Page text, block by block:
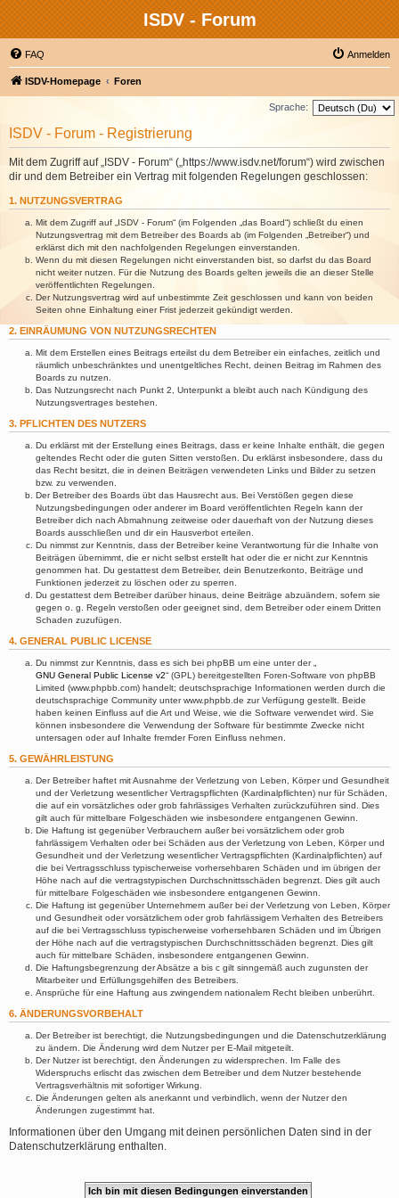
ISDV - Forum
FAQ Anmelden
ISDV-Homepage Foren
Sprache:
ISDV - Forum - Registrierung
Mit dem Zugriff auf „ISDV - Forum“ („https://www.isdv.net/forum“) wird zwischen
dir und dem Betreiber ein Vertrag mit folgenden Regelungen geschlossen:
1. NUTZUNGSVERTRAG
Mit dem Zugriff auf „ISDV - Forum“ (im Folgenden „das Board“) schließt du einen
Nutzungsvertrag mit dem Betreiber des Boards ab (im Folgenden „Betreiber“) und
erklärst dich mit den nachfolgenden Regelungen einverstanden.
Wenn du mit diesen Regelungen nicht einverstanden bist, so darfst du das Board
nicht weiter nutzen. Für die Nutzung des Boards gelten jeweils die an dieser Stelle
veröffentlichten Regelungen.
Der Nutzungsvertrag wird auf unbestimmte Zeit geschlossen und kann von beiden
Seiten ohne Einhaltung einer Frist jederzeit gekündigt werden.
2. EINRÄUMUNG VON NUTZUNGSRECHTEN
Mit dem Erstellen eines Beitrags erteilst du dem Betreiber ein einfaches, zeitlich und
räumlich unbeschränktes und unentgeltliches Recht, deinen Beitrag im Rahmen des
Boards zu nutzen.
Das Nutzungsrecht nach Punkt 2, Unterpunkt a bleibt auch nach Kündigung des
Nutzungsvertrages bestehen.
3. PFLICHTEN DES NUTZERS
Du erklärst mit der Erstellung eines Beitrags, dass er keine Inhalte enthält, die gegen
geltendes Recht oder die guten Sitten verstoßen. Du erklärst insbesondere, dass du
das Recht besitzt, die in deinen Beiträgen verwendeten Links und Bilder zu setzen
bzw. zu verwenden.
Der Betreiber des Boards übt das Hausrecht aus. Bei Verstößen gegen diese
Nutzungsbedingungen oder anderer im Board veröffentlichten Regeln kann der
Betreiber dich nach Abmahnung zeitweise oder dauerhaft von der Nutzung dieses
Boards ausschließen und dir ein Hausverbot erteilen.
Du nimmst zur Kenntnis, dass der Betreiber keine Verantwortung für die Inhalte von
Beiträgen übernimmt, die er nicht selbst erstellt hat oder die er nicht zur Kenntnis
genommen hat. Du gestattest dem Betreiber, dein Benutzerkonto, Beiträge und
Funktionen jederzeit zu löschen oder zu sperren.
Du gestattest dem Betreiber darüber hinaus, deine Beiträge abzuändern, sofern sie
gegen o. g. Regeln verstoßen oder geeignet sind, dem Betreiber oder einem Dritten
Schaden zuzufügen.
4. GENERAL PUBLIC LICENSE
Du nimmst zur Kenntnis, dass es sich bei phpBB um eine unter der „
GNU General Public License v2“ (GPL) bereitgestellten Foren-Software von phpBB
Limited (www.phpbb.com) handelt; deutschsprachige Informationen werden durch die
deutschsprachige Community unter www.phpbb.de zur Verfügung gestellt. Beide
haben keinen Einfluss auf die Art und Weise, wie die Software verwendet wird. Sie
können insbesondere die Verwendung der Software für bestimmte Zwecke nicht
untersagen oder auf Inhalte fremder Foren Einfluss nehmen.
5. GEWÄHRLEISTUNG
Der Betreiber haftet mit Ausnahme der Verletzung von Leben, Körper und Gesundheit
und der Verletzung wesentlicher Vertragspflichten (Kardinalpflichten) nur für Schäden,
die auf ein vorsätzliches oder grob fahrlässiges Verhalten zurückzuführen sind. Dies
gilt auch für mittelbare Folgeschäden wie insbesondere entgangenen Gewinn.
Die Haftung ist gegenüber Verbrauchern außer bei vorsätzlichem oder grob
fahrlässigem Verhalten oder bei Schäden aus der Verletzung von Leben, Körper und
Gesundheit und der Verletzung wesentlicher Vertragspflichten (Kardinalpflichten) auf
die bei Vertragsschluss typischerweise vorhersehbaren Schäden und im übrigen der
Höhe nach auf die vertragstypischen Durchschnittsschäden begrenzt. Dies gilt auch
für mittelbare Folgeschäden wie insbesondere entgangenen Gewinn.
Die Haftung ist gegenüber Unternehmern außer bei der Verletzung von Leben, Körper
und Gesundheit oder vorsätzlichem oder grob fahrlässigem Verhalten des Betreibers
auf die bei Vertragsschluss typischerweise vorhersehbaren Schäden und im Übrigen
der Höhe nach auf die vertragstypischen Durchschnittsschäden begrenzt. Dies gilt
auch für mittelbare Schäden, insbesondere entgangenen Gewinn.
Die Haftungsbegrenzung der Absätze a bis c gilt sinngemäß auch zugunsten der
Mitarbeiter und Erfüllungsgehilfen des Betreibers.
Ansprüche für eine Haftung aus zwingendem nationalem Recht bleiben unberührt.
6. ÄNDERUNGSVORBEHALT
Der Betreiber ist berechtigt, die Nutzungsbedingungen und die Datenschutzerklärung
zu ändern. Die Änderung wird dem Nutzer per E-Mail mitgeteilt.
Der Nutzer ist berechtigt, den Änderungen zu widersprechen. Im Falle des
Widerspruchs erlischt das zwischen dem Betreiber und dem Nutzer bestehende
Vertragsverhältnis mit sofortiger Wirkung.
Die Änderungen gelten als anerkannt und verbindlich, wenn der Nutzer den
Änderungen zugestimmt hat.
Informationen über den Umgang mit deinen persönlichen Daten sind in der
Datenschutzerklärung enthalten.